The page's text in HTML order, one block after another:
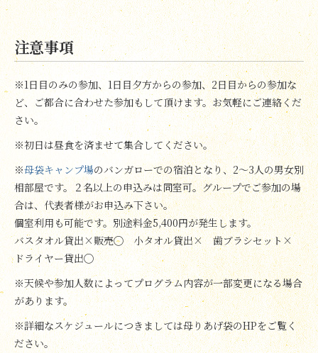
注意事項
※1日目のみの参加、1日目夕方からの参加、2日目からの参加な
ど、ご都合に合わせた参加もして頂けます。お気軽にご連絡くだ
さい。
※初日は昼食を済ませて集合してください。
※母袋キャンプ場のバンガローでの宿泊となり、2～3人の男女別
相部屋です。２名以上の申込みは同室可。グループでご参加の場
合は、代表者様がお申込み下さい。
個室利用も可能です。別途料金5,400円が発生します。
バスタオル貸出×販売◯ 小タオル貸出× 歯ブラシセット×
ドライヤー貸出◯
※天候や参加人数によってプログラム内容が一部変更になる場合
があります。
※詳細なスケジュールにつきましては母りあげ袋のHPをご覧く
ださい。